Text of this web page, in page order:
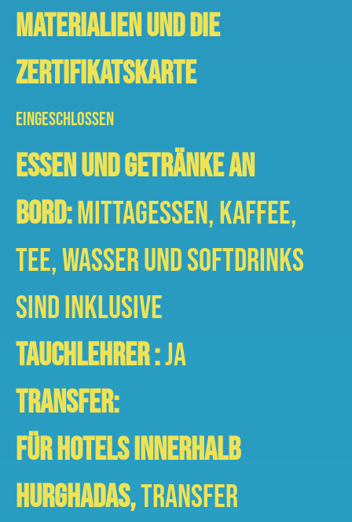
MATERIALIEN UND DIE
ZERTIFIKATSKARTE
EINGESCHLOSSEN
Essen und Getränke an
Bord:Mittagessen, Kaffee,
Tee, Wasser und Softdrinks
sind inklusive
Tauchlehrer :Ja
Transfer:
Für Hotels innerhalb
Hurghadas,Transfer